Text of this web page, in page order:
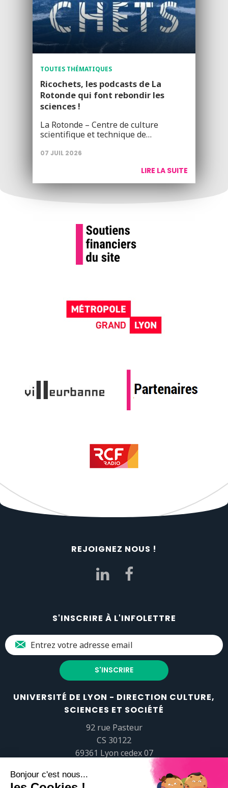
TOUTES THÉMATIQUES
Ricochets, les podcasts de La
Rotonde qui font rebondir les
sciences !
La Rotonde – Centre de culture
scientifique et technique de…
07 JUIL 2026
LIRE LA SUITE
REJOIGNEZ NOUS !
S'INSCRIRE À L'INFOLETTRE
UNIVERSITÉ DE LYON - DIRECTION CULTURE,
SCIENCES ET SOCIÉTÉ
92 rue Pasteur
CS 30122
69361 Lyon cedex 07
popsciences@universite-lyon.fr
Tél.+33 (0)4 37 37 82 01